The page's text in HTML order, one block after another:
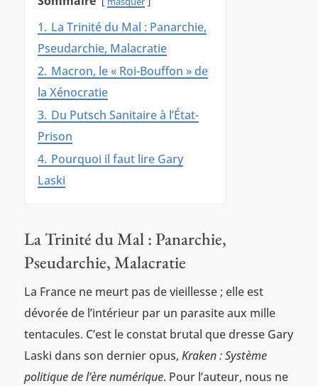
1. La Trinité du Mal : Panarchie,
Pseudarchie, Malacratie
2. Macron, le « Roi-Bouffon » de
la Xénocratie
3. Du Putsch Sanitaire à l’État-
Prison
4. Pourquoi il faut lire Gary
Laski
La Trinité du Mal : Panarchie,
Pseudarchie, Malacratie
La France ne meurt pas de vieillesse ; elle est
dévorée de l’intérieur par un parasite aux mille
tentacules. C’est le constat brutal que dresse Gary
Laski dans son dernier opus, Kraken : Système
politique de l’ère numérique. Pour l’auteur, nous ne